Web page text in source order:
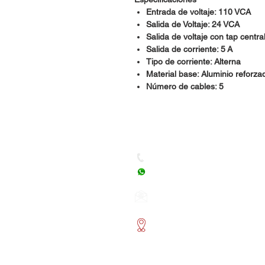
Entrada de voltaje: 110 VCA
Salida de Voltaje: 24 VCA
Salida de voltaje con tap
Salida de corriente: 5 A
Tipo de corriente: Alterna
Material base: Aluminio
Número de cables: 5